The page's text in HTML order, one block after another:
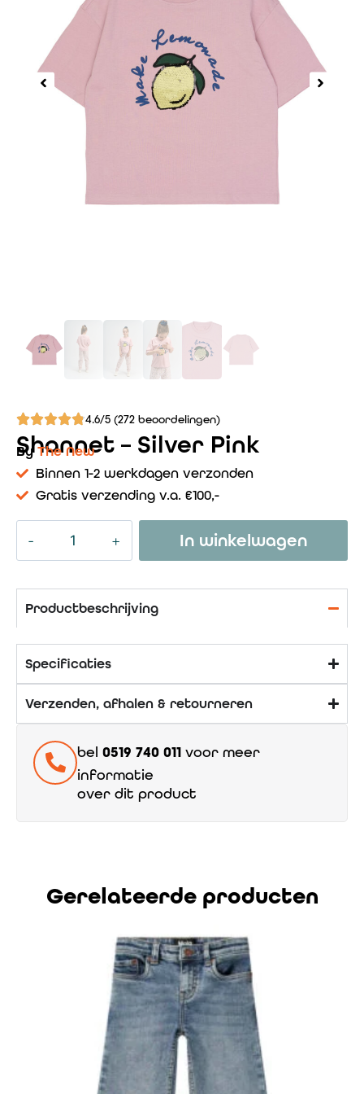
4.6/5 (272 beoordelingen)
Shannet – Silver Pink
ByThe New
Binnen 1-2 werkdagen verzonden
Gratis verzending v.a. €100,-
In winkelwagen
Productbeschrijving
Specificaties
Verzenden, afhalen & retourneren
bel 0519 740 011 voor meer
informatie
over dit product
Gerelateerde producten